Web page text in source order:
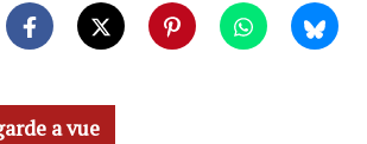
a vue